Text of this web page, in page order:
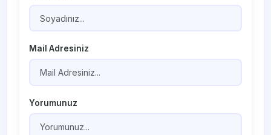
Mail Adresiniz
Yorumunuz